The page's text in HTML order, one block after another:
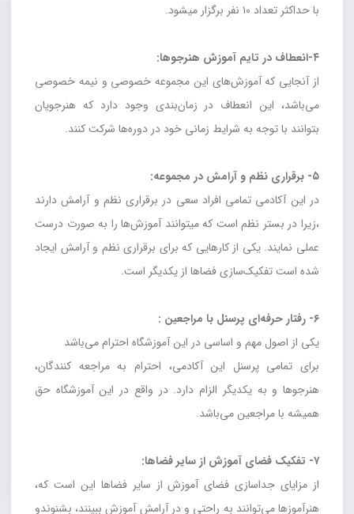
با حداکثر تعداد ۱۰ نفر برگزار میشود.
۴-انعطاف در تایم آموزش هنرجوها:
از آنجایی که آموزش‌های این مجموعه خصوصی و نیمه خصوصی
می‌باشد، این انعطاف در زمان‌بندی وجود دارد که هنرجویان
بتوانند با توجه به شرایط زمانی خود در دوره‌ها شرکت کنند.
۵- برقراری نظم و آرامش در مجموعه:
در این آکادمی تمامی افراد سعی در برقراری نظم و آرامش دارند
،زیرا در بستر نظم است که میتوانند آموز‌ش‌ها را به صورت درست
عملی نمایند. یکی از کارهایی که برای برقراری نظم و آرامش ایجاد
شده است تفکیک‌سازی فضاها از یکدیگر است.
۶- رفتار حرفه‌ای پرسنل با مراجعین :
یکی از اصول مهم و اساسی در این آموزشگاه احترام می‌باشد
برای تمامی پرسنل این آکادمی، احترام به مراجعه کنندگان،
هنرجوها و به یکدیگر الزام دارد. در واقع در این آموزشگاه حق
همیشه با مراجعین می‌باشد.
۷- تفکیک فضای آموزش از سایر فضاها:
از مزایای جداسازی فضای آموزش از سایر فضاها این است که،
هنرآموز‌ها می‌توانند به راحتی و در آرامش آموزش‌ ببینند، بشنوندو